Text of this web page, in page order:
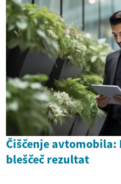
Čiščenje avtomobila:
bleščeč rezultat